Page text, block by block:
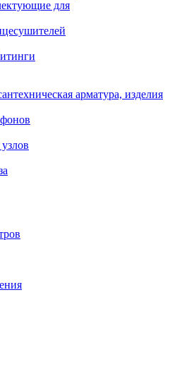
для
арматура, изделия